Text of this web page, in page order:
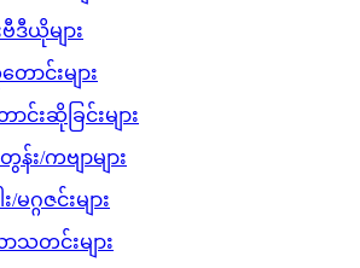
ယိုများ
ောင်းများ
င်းဆိုခြင်းများ
း/ကဗျာများ
မဂ္ဂဇင်းများ
သတင်းများ